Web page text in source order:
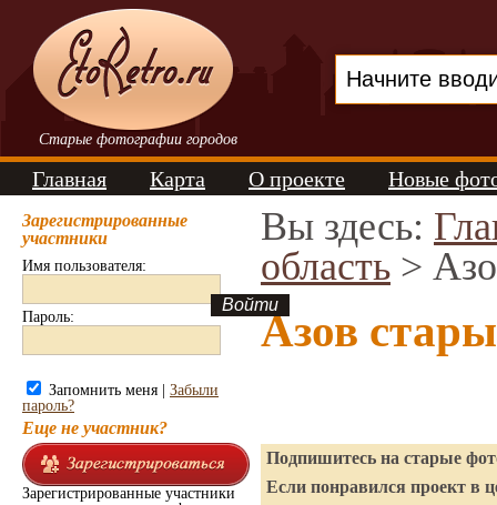
Старые фотографии городов
Главная Карта О проекте Новые
Зарегистрированные
участники
Имя пользователя:
Пароль:
Запомнить меня | Забыли
пароль?
Еще не участник?
Зарегистрированные участники
Вы здесь:
область >
Азов
Подпишитесь на старые
Если понравился проект в